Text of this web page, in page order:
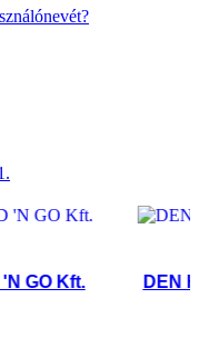
Kft. DEN